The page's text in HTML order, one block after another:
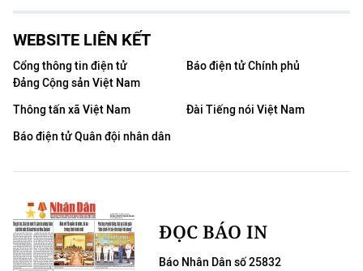
WEBSITE LIÊN KẾT
Cổng thông tin điện tử
Đảng Cộng sản Việt Nam
Báo điện tử Chính phủ
Thông tấn xã Việt Nam
Đài Tiếng nói Việt Nam
Báo điện tử Quân đội nhân dân
ĐỌC BÁO IN
Báo Nhân Dân số 25832